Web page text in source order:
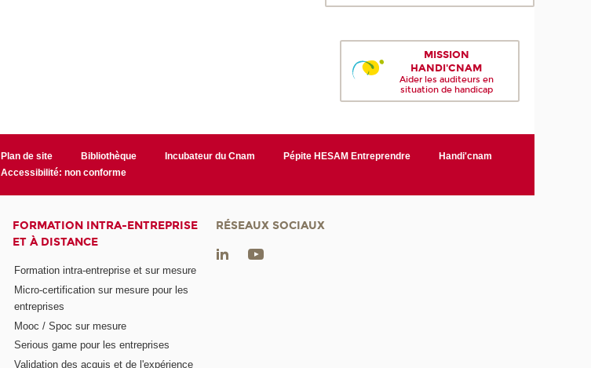
MISSION
HANDI'CNAM
Aider les auditeurs en
situation de handicap
Plan de site Bibliothèque Incubateur du Cnam Pépite HESAM Entreprendre
Handi'cnam
Accessibilité: non conforme
FORMATION INTRA-ENTREPRISE
ET À DISTANCE
Formation intra-entreprise et sur mesure
Micro-certification sur mesure pour les
entreprises
Mooc / Spoc sur mesure
Serious game pour les entreprises
Validation des acquis et de l'expérience
RÉSEAUX SOCIAUX